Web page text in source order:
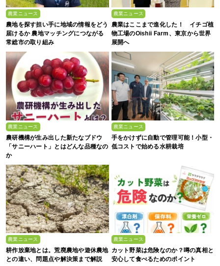
農業ニュース
農地を探す担い手に地域の情報をどう
届けるか 農地マッチングにつながる
常総市の取り組み
農業ニュース
農業はここまで進化した！ イチゴ植
物工場のOishii Farm、東京から世界
展開へ
農業ニュース
農研機構が生み出した新たなブドウ
「サニーハート」とはどんな品種なの
か
農業ニュース
手をかけずに自動で管理可能！小型・
低コストで始める水耕栽培
農業ニュース
耕作放棄地とは。荒廃農地や遊休農地
との違い、問題点や解決策まで解説
農業ニュース
カット野菜は危険なのか？噂の真相と
安心して食べるためのポイント